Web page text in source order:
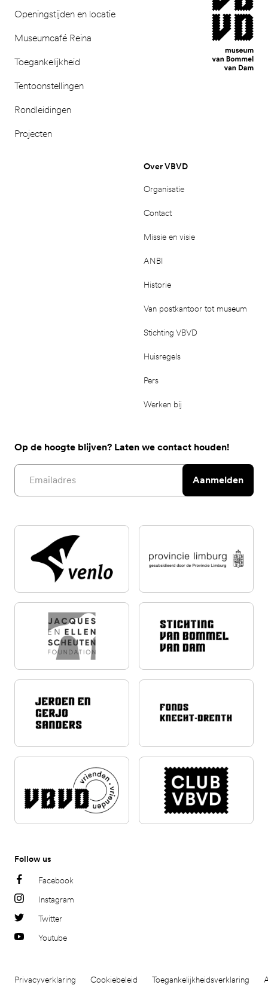
Openingstijden en locatie
Museumcafé Reina
Toegankelijkheid
Tentoonstellingen
Rondleidingen
Projecten
Over VBVD
Organisatie
Contact
Missie en visie
ANBI
Historie
Van postkantoor tot museum
Stichting VBVD
Huisregels
Pers
Werken bij
Op de hoogte blijven? Laten we contact houden!
Email address
Aanmelden
Follow us
Facebook
Instagram
Twitter
Youtube
Privacyverklaring Cookiebeleid Toegankelijkheidsverklaring